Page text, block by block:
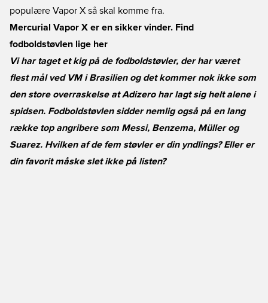
populære Vapor X så skal komme fra.
Mercurial Vapor X er en sikker vinder. Find
fodboldstøvlen lige her
Vi har taget et kig på de fodboldstøvler, der har været
flest mål ved VM i Brasilien og det kommer nok ikke som
den store overraskelse at Adizero har lagt sig helt alene i
spidsen. Fodboldstøvlen sidder nemlig også på en lang
række top angribere som Messi, Benzema, Müller og
Suarez. Hvilken af de fem støvler er din yndlings? Eller er
din favorit måske slet ikke på listen?